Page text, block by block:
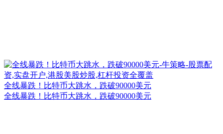
全线暴跌！比特币大跳水，跌破90000美元
全线暴跌！比特币大跳水，跌破90000美元